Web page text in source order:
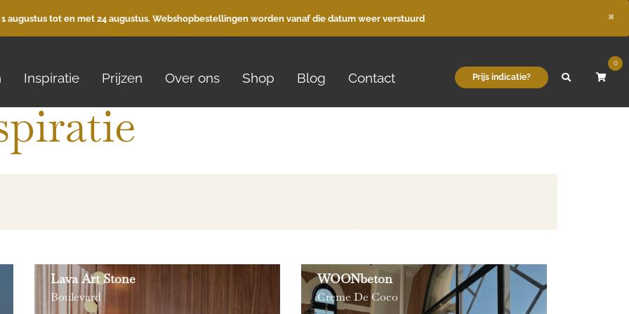
augustus tot en met 24 augustus. Webshopbestellingen worden vanaf die datum weer verstuurd ×
Inspiratie Prijzen Over ons Shop Blog Contact Prijs indicatie?
0
Lava Art Stone
Boulevard
WOONbeton
Creme De Coco